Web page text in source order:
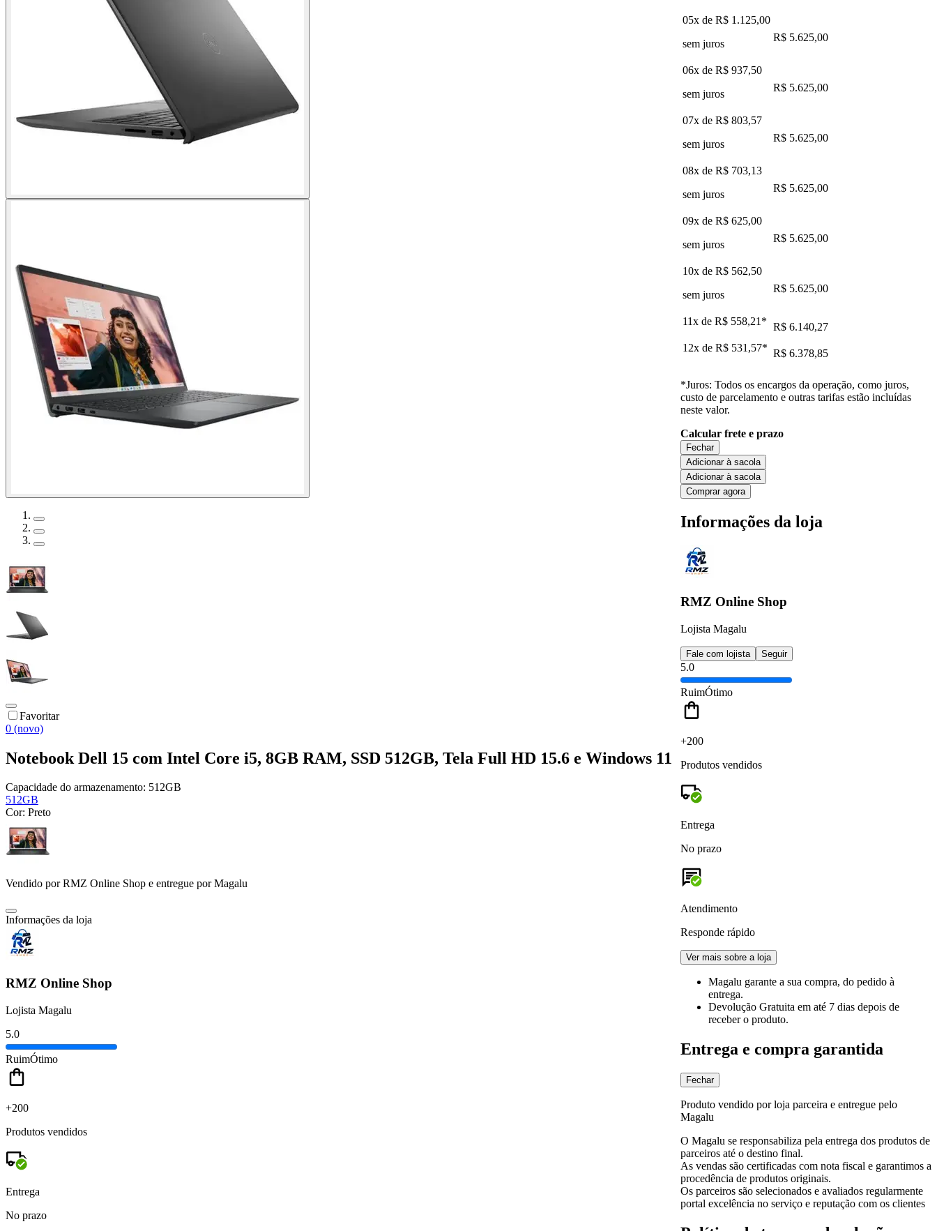
Favoritar
0 (novo)
Notebook Dell 15 com Intel Core i5, 8GB RAM, SSD 512GB, Tela Full HD 15.6 e Windows 11
Capacidade do armazenamento: 512GB
512GB
Cor: Preto
Vendido porRMZ Online Shop e entregue por Magalu
Informações da loja
RMZ Online Shop
Lojista Magalu
5.0
RuimÓtimo
+200
Produtos vendidos
Entrega
No prazo
05x de R$ 1.125,00
sem juros
R$ 5.625,00
06x de R$ 937,50
sem juros
R$ 5.625,00
07x de R$ 803,57
sem juros
R$ 5.625,00
08x de R$ 703,13
sem juros
R$ 5.625,00
09x de R$ 625,00
sem juros
R$ 5.625,00
10x de R$ 562,50
sem juros
R$ 5.625,00
11x de R$ 558,21 * R$ 6.140,27
12x de R$ 531,57* R$ 6.378,85
*Juros: Todos os encargos da operação, como juros,
custo de parcelamento e outras tarifas estão incluídas
neste valor.
Calcular frete e prazo
Fechar
Adicionar à sacola
Adicionar à sacola
Comprar agora
Informações da loja
RMZ Online Shop
Lojista Magalu
Fale com lojista Seguir
5.0
RuimÓtimo
+200
Produtos vendidos
Entrega
No prazo
Atendimento
Responde rápido
Ver mais sobre a loja
Magalu garante a sua compra, do pedido à
entrega.
Devolução Gratuita em até 7 dias depois de
receber o produto.
Entrega e compra garantida
Fechar
Produto vendido por loja parceira e entregue pelo
Magalu
O Magalu se responsabiliza pela entrega dos produtos de
parceiros até o destino final.
As vendas são certificadas com nota fiscal e garantimos a
procedência de produtos originais.
Os parceiros são selecionados e avaliados regularmente
portal excelência no serviço e reputação com os clientes